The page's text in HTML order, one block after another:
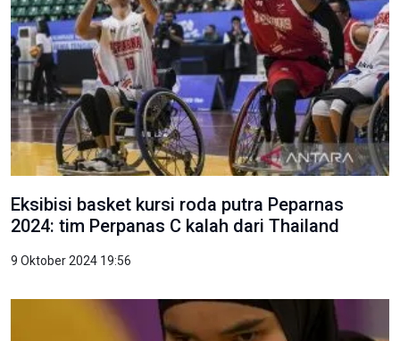
Eksibisi basket kursi roda putra Peparnas
2024: tim Perpanas C kalah dari Thailand
9 Oktober 2024 19:56